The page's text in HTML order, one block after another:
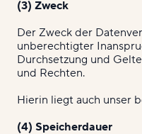
(3) Zweck
Der Zweck der
unberechtigter
Durchsetzung und
und Rechten.
Hierin liegt auch unser
(4) Speicherdauer